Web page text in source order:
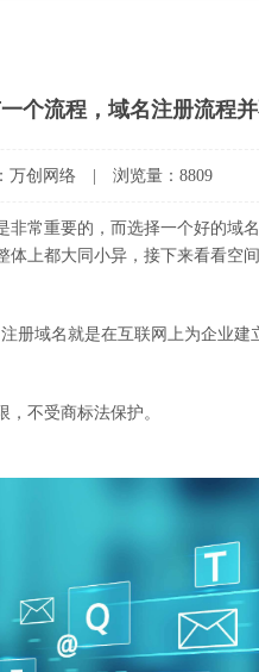
个流程，域名注册流程
万创网络 | 浏览量：8809
常重要的，而选择一个好的域
体上都大同小异，接下来看看空
域名就是在互联网上为企业建
不受商标法保护。